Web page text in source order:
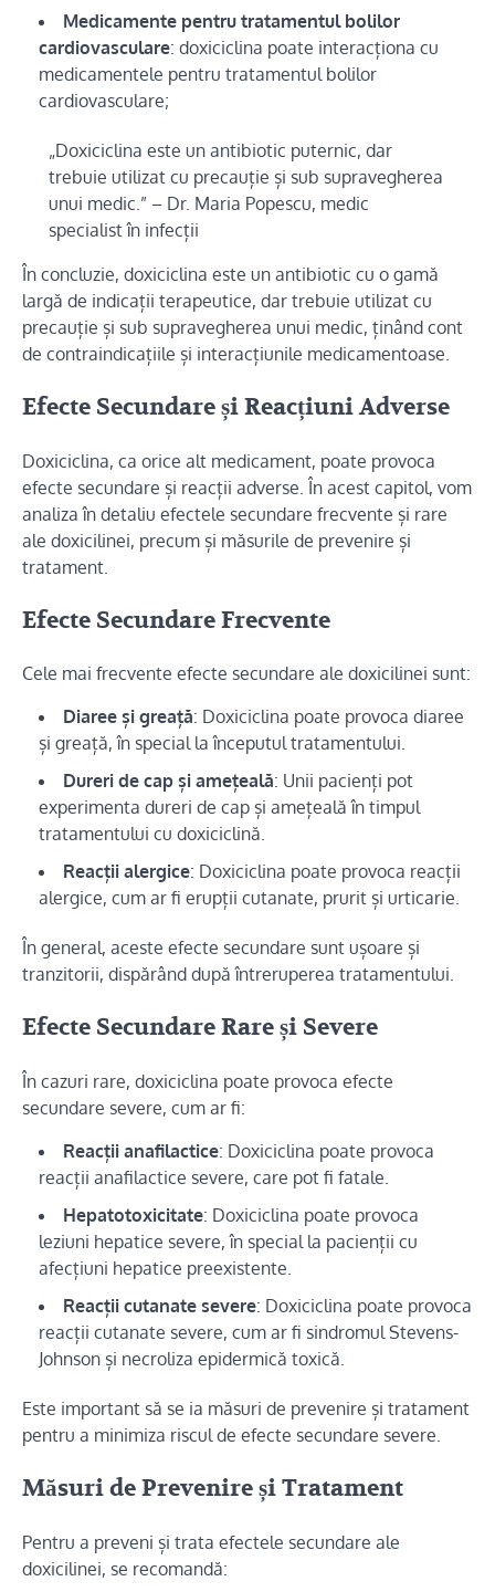
Medicamente pentru tratamentul bolilor
cardiovasculare: doxiciclina poate interacționa cu
medicamentele pentru tratamentul bolilor
cardiovasculare;
„Doxiciclina este un antibiotic puternic, dar
trebuie utilizat cu precauție și sub supravegherea
unui medic.” – Dr. Maria Popescu, medic
specialist în infecții
În concluzie, doxiciclina este un antibiotic cu o gamă
largă de indicații terapeutice, dar trebuie utilizat cu
precauție și sub supravegherea unui medic, ținând cont
de contraindicațiile și interacțiunile medicamentoase.
Efecte Secundare și Reacțiuni Adverse
Doxiciclina, ca orice alt medicament, poate provoca
efecte secundare și reacții adverse. În acest capitol, vom
analiza în detaliu efectele secundare frecvente și rare
ale doxicilinei, precum și măsurile de prevenire și
tratament.
Efecte Secundare Frecvente
Cele mai frecvente efecte secundare ale doxicilinei sunt:
Diaree și greață: Doxiciclina poate provoca diaree
și greață, în special la începutul tratamentului.
Dureri de cap și amețeală: Unii pacienți pot
experimenta dureri de cap și amețeală în timpul
tratamentului cu doxiciclină.
Reacții alergice: Doxiciclina poate provoca reacții
alergice, cum ar fi erupții cutanate, prurit și urticarie.
În general, aceste efecte secundare sunt ușoare și
tranzitorii, dispărând după întreruperea tratamentului.
Efecte Secundare Rare și Severe
În cazuri rare, doxiciclina poate provoca efecte
secundare severe, cum ar fi:
Reacții anafilactice: Doxiciclina poate provoca
reacții anafilactice severe, care pot fi fatale.
Hepatotoxicitate: Doxiciclina poate provoca
leziuni hepatice severe, în special la pacienții cu
afecțiuni hepatice preexistente.
Reacții cutanate severe: Doxiciclina poate provoca
reacții cutanate severe, cum ar fi sindromul Stevens-
Johnson și necroliza epidermică toxică.
Este important să se ia măsuri de prevenire și tratament
pentru a minimiza riscul de efecte secundare severe.
Măsuri de Prevenire și Tratament
Pentru a preveni și trata efectele secundare ale
doxicilinei, se recomandă: